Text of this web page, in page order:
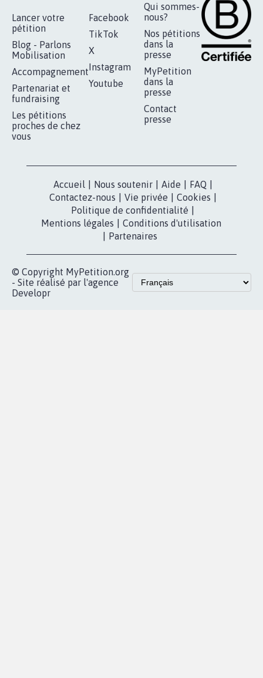
Lancer votre
pétition
Blog - Parlons
Mobilisation
Accompagnement
Partenariat et
fundraising
Les pétitions
proches de chez
vous
Facebook
TikTok
X
Instagram
Youtube
Qui sommes-
nous?
Nos pétitions
dans la
presse
MyPetition
dans la
presse
Contact
presse
Accueil Nous soutenir Aide FAQ
Contactez-nous
Vie privée Cookies
Politique de confidentialité
Mentions légales
Conditions d'utilisation
Partenaires
© Copyright MyPetition.org
- Site réalisé par l'agence
Developr